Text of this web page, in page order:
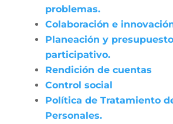
problemas.
Colaboración e
Planeación y presupuesto
participativo.
Rendición de cuentas
Control social
Política de Tratamiento
Personales.